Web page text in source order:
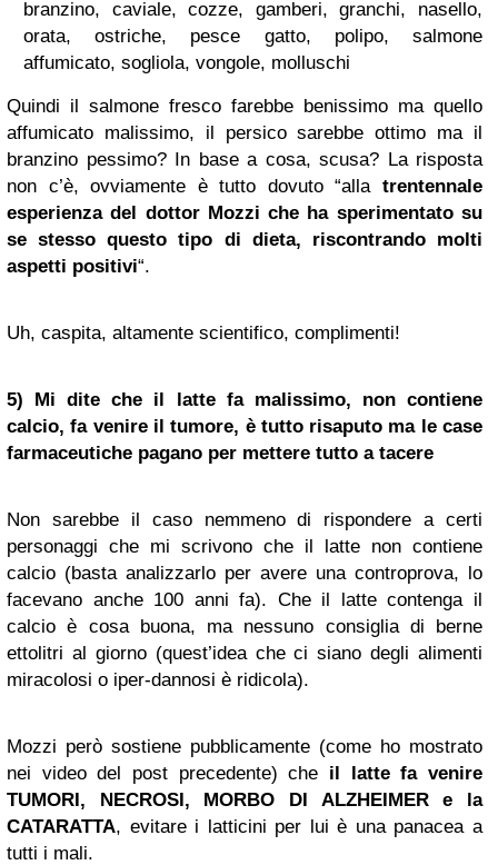
branzino, caviale, cozze, gamberi, granchi, nasello,
orata, ostriche, pesce gatto, polipo, salmone
affumicato, sogliola, vongole, molluschi
Quindi il salmone fresco farebbe benissimo ma quello
affumicato malissimo, il persico sarebbe ottimo ma il
branzino pessimo? In base a cosa, scusa? La risposta
non c’è, ovviamente è tutto dovuto “alla trentennale
esperienza del dottor Mozzi che ha sperimentato su
se stesso questo tipo di dieta, riscontrando molti
aspetti positivi“.
Uh, caspita, altamente scientifico, complimenti!
5) Mi dite che il latte fa malissimo, non contiene
calcio, fa venire il tumore, è tutto risaputo ma le case
farmaceutiche pagano per mettere tutto a tacere
Non sarebbe il caso nemmeno di rispondere a certi
personaggi che mi scrivono che il latte non contiene
calcio (basta analizzarlo per avere una controprova, lo
facevano anche 100 anni fa). Che il latte contenga il
calcio è cosa buona, ma nessuno consiglia di berne
ettolitri al giorno (quest’idea che ci siano degli alimenti
miracolosi o iper-dannosi è ridicola).
Mozzi però sostiene pubblicamente (come ho mostrato
nei video del post precedente) che il latte fa venire
TUMORI, NECROSI, MORBO DI ALZHEIMERe la
CATARATTA, evitare i latticini per lui è una panacea a
tutti i mali.